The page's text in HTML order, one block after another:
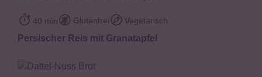
40 min Glutenfrei Vegetarisch
Persischer Reis mit Granatapfel